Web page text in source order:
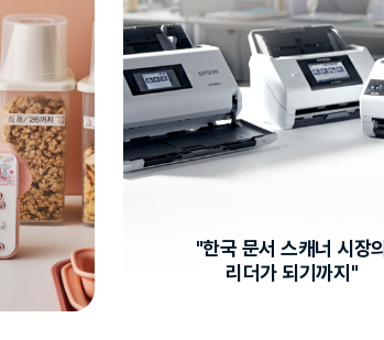
"한국 문서 스캐너 시장의
리더가 되기까지"